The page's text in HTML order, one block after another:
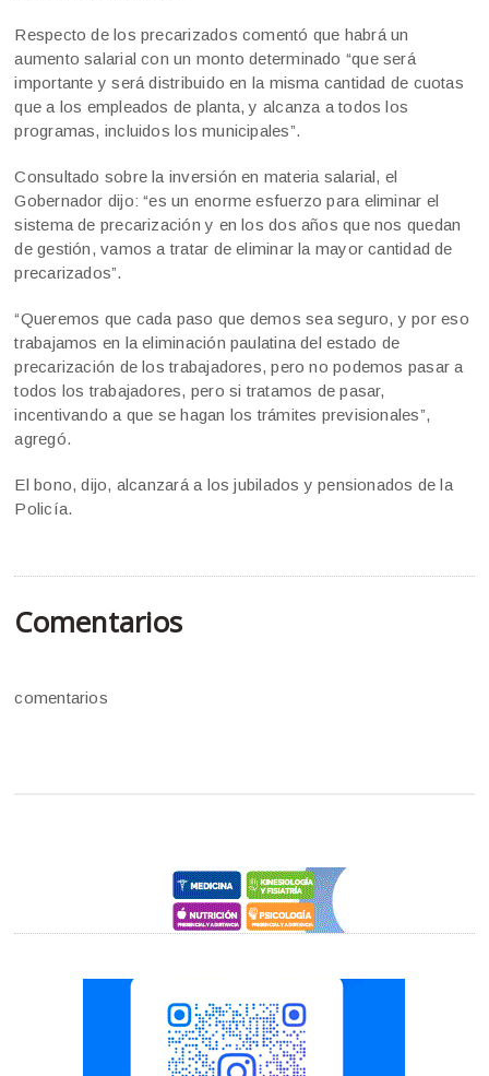
Respecto de los precarizados comentó que habrá un
aumento salarial con un monto determinado “que será
importante y será distribuido en la misma cantidad de cuotas
que a los empleados de planta, y alcanza a todos los
programas, incluidos los municipales”.
Consultado sobre la inversión en materia salarial, el
Gobernador dijo: “es un enorme esfuerzo para eliminar el
sistema de precarización y en los dos años que nos quedan
de gestión, vamos a tratar de eliminar la mayor cantidad de
precarizados”.
“Queremos que cada paso que demos sea seguro, y por eso
trabajamos en la eliminación paulatina del estado de
precarización de los trabajadores, pero no podemos pasar a
todos los trabajadores, pero si tratamos de pasar,
incentivando a que se hagan los trámites previsionales”,
agregó.
El bono, dijo, alcanzará a los jubilados y pensionados de la
Policía.
Comentarios
comentarios